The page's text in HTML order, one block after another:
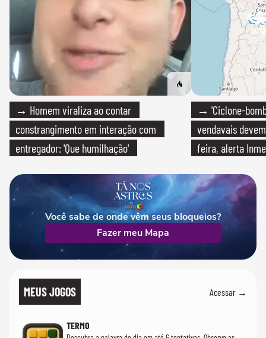
→ Homem viraliza ao contar
constrangimento em interação com
entregador: 'Que humilhação'
→ 'Ciclone-
vendavais
feira, alerta
Você sabe de onde vêm seus bloqueios?
Fazer meu Mapa
MEUS JOGOS Acessar →
TERMO